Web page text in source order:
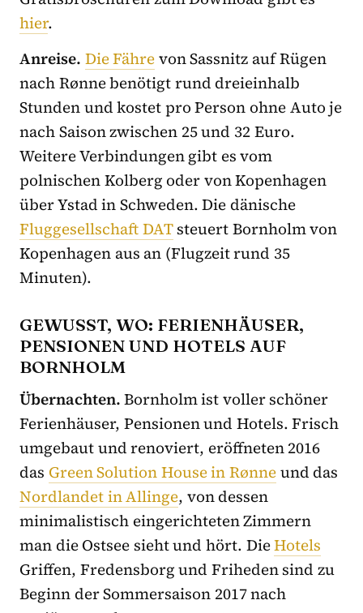
hier.
Anreise. Die Fährevon Sassnitz auf Rügen
nach Rønne benötigt rund dreieinhalb
Stunden und kostet pro Person ohne Auto je
nach Saison zwischen 25 und 32 Euro.
Weitere Verbindungen gibt es vom
polnischen Kolberg oder von Kopenhagen
über Ystad in Schweden. Die dänische
Fluggesellschaft DATsteuert Bornholm von
Kopenhagen aus an (Flugzeit rund 35
Minuten).
GEWUSST, WO: FERIENHÄUSER,
PENSIONEN UND HOTELS AUF
BORNHOLM
Übernachten.Bornholm ist voller schöner
Ferienhäuser, Pensionen und Hotels. Frisch
umgebaut und renoviert, eröffneten 2016
das Green Solution House in Rønneund das
Nordlandet in Allinge, von dessen
minimalistisch eingerichteten Zimmern
man die Ostsee sieht und hört. DieHotels
Griffen, Fredensborg und Friheden sind zu
Beginn der Sommersaison 2017 nach